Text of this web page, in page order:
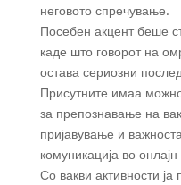
неговото спречување.
Посебен акцент беше
каде што говорот на
остава сериозни
Присутните имаа
за препознавање на
пријавување и
комуникација во
Со вакви активности ја